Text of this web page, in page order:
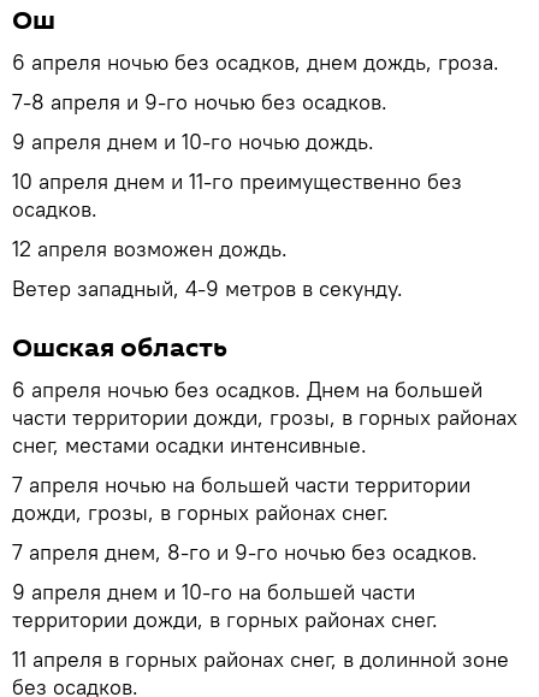
Ош
6 апреля ночью без осадков, днем дождь, гроза.
7-8 апреля и 9-го ночью без осадков.
9 апреля днем и 10-го ночью дождь.
10 апреля днем и 11-го преимущественно без
осадков.
12 апреля возможен дождь.
Ветер западный, 4-9 метров в секунду.
Ошская область
6 апреля ночью без осадков. Днем на большей
части территории дожди, грозы, в горных районах
снег, местами осадки интенсивные.
7 апреля ночью на большей части территории
дожди, грозы, в горных районах снег.
7 апреля днем, 8-го и 9-го ночью без осадков.
9 апреля днем и 10-го на большей части
территории дожди, в горных районах снег.
11 апреля в горных районах снег, в долинной зоне
без осадков.